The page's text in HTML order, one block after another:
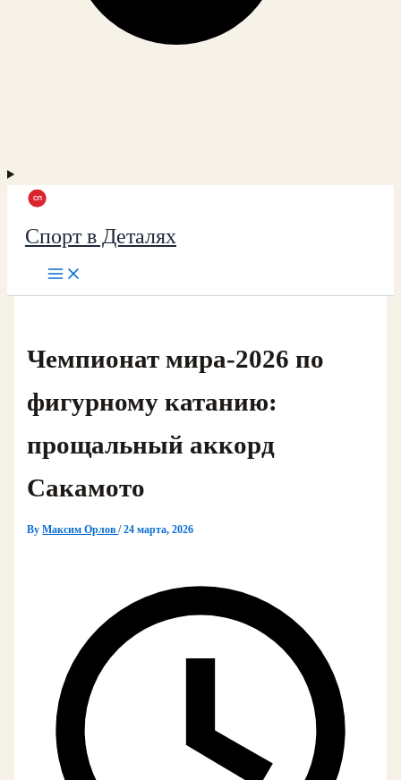
Спорт в Деталях
Чемпионат мира‑2026 по
фигурному катанию:
прощальный аккорд
Сакамото
ByМаксим Орлов/24 марта, 2026